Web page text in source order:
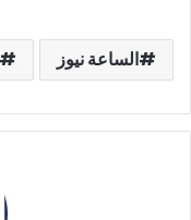
الساعة نيوز